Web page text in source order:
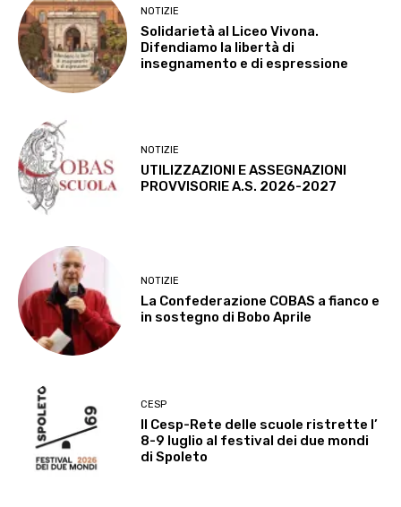
NOTIZIE
Solidarietà al Liceo Vivona.
Difendiamo la libertà di
insegnamento e di espressione
NOTIZIE
UTILIZZAZIONI E ASSEGNAZIONI
PROVVISORIE A.S. 2026-2027
NOTIZIE
La Confederazione COBAS a fianco e
in sostegno di Bobo Aprile
CESP
Il Cesp-Rete delle scuole ristrette l’
8-9 luglio al festival dei due mondi
di Spoleto